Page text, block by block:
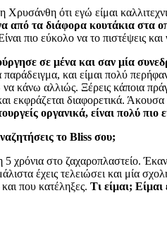
Χρυσάνθη ότι εγώ είμαι
από τα διάφορα κουτάκια στα
πιο εύκολο να το πιστέψεις
σε μένα και σαν μία
και είμαι πολύ
κάνω αλλιώς. Ξέρεις κάποια
διαφορετικά. Άκουσα
οργανικά, είναι πολύ
το Bliss σου;
στο ζαχαροπλαστείο.
έχεις τελειώσει και μία
που κατέληξες. Τι είμαι;